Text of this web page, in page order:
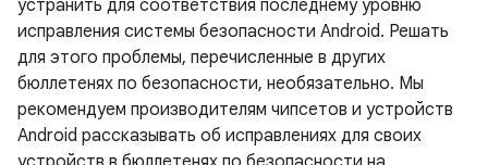
устранить для соответствия последнему уровню
исправления системы безопасности Android. Решать
для этого проблемы, перечисленные в других
бюллетенях по безопасности, необязательно. Мы
рекомендуем производителям чипсетов и устройств
Android рассказывать об исправлениях для своих